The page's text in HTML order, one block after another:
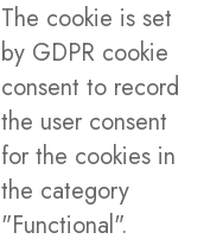
The cookie is set
by GDPR cookie
consent to record
the user consent
for the cookies in
the category
"Functional".